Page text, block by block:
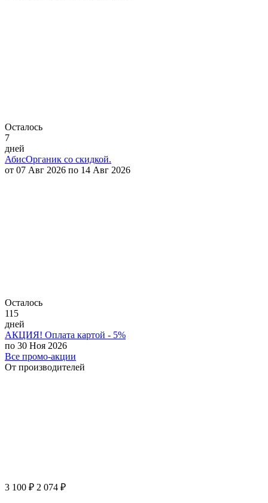
Осталось
7
дней
АбисОрганик со скидкой.
от 07 Авг 2026 по 14 Авг 2026
Осталось
115
дней
АКЦИЯ! Оплата картой - 5%
по 30 Ноя 2026
Все промо-акции
От производителей
3 100 ₽ 2 074 ₽